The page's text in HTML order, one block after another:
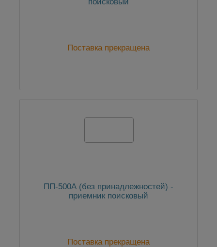
Поставка прекращена
ПП-500А (без принадлежностей) -
приемник поисковый
Поставка прекращена